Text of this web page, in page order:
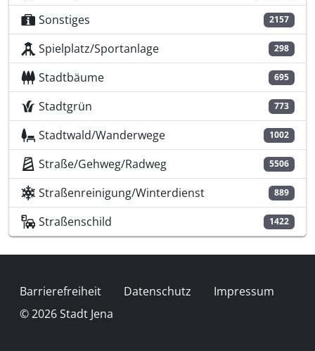
Sonstiges 2157
Spielplatz/Sportanlage 298
Stadtbäume 695
Stadtgrün 773
Stadtwald/Wanderwege 1002
Straße/Gehweg/Radweg 5506
Straßenreinigung/Winterdienst 889
Straßenschild 1422
Fußzeile
Barrierefreiheit Datenschutz
Impressum
© 2026 Stadt Jena